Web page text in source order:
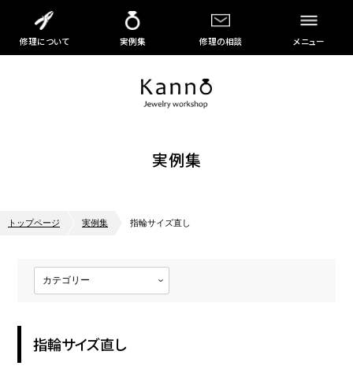
修理について 実例集 修理の相談 メニュー
実例集
トップページ 実例集 指輪サイズ直し
指輪サイズ直し